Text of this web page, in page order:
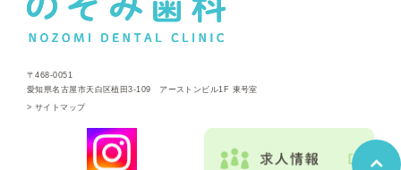
〒468-0051
愛知県名古屋市天白区植田3-109 アーストンビル1F 東号室
> サイトマップ